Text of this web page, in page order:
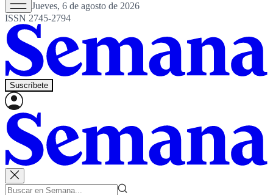
Jueves, 6 de agosto de 2026
ISSN 2745-2794
Suscríbete